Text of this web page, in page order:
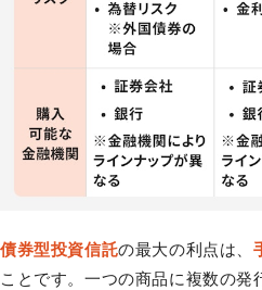
債券型投資信託の最大の利点は、
ことです。一つの商品に複数の発